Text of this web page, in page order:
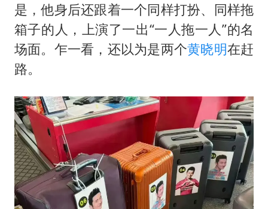
是，他身后还跟着一个同样打扮、同样拖
箱子的人，上演了一出“一人拖一人”的名
场面。乍一看，还以为是两个黄晓明在赶
路。